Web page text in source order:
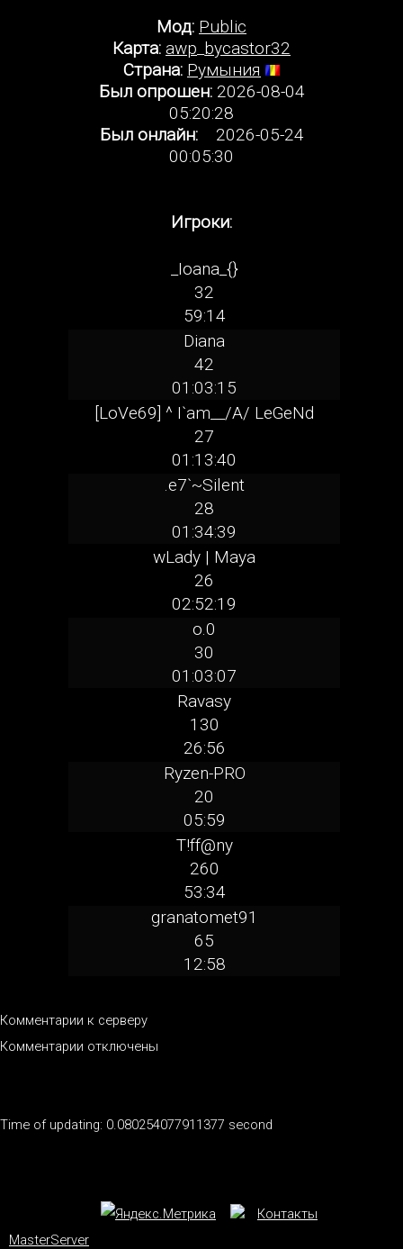
Мод: Public
Карта: awp_bycastor32
Страна: Румыния
Был опрошен:2026-08-04
05:20:28
Был онлайн:2026-05-24
00:05:30
Игроки:
_Ioana_{}
32
59:14
Diana
42
01:03:15
[LoVe69] ^ I`am__/A/ LeGeNd
27
01:13:40
.e7`~Silent
28
01:34:39
wLady | Maya
26
02:52:19
o.0
30
01:03:07
Ravasy
130
26:56
Ryzen-PRO
20
05:59
T!ff@ny
260
53:34
granatomet91
65
12:58
Комментарии к серверу
Комментарии отключены
Time of updating: 0.080254077911377 second
Контакты
MasterServer